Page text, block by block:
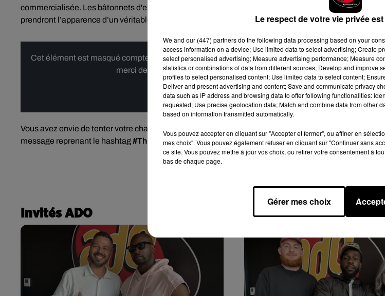
commercialisée. Les bâtonnets d'encens diffusant une odeur de poulet cuisiné aux 11 épices selon la
prendront l’apparence d’un véritable tenders frit.
Cet élément est masqué compte-tenu du refus du dépôt de cookies que vous avez exprimé. Si
merci de nous donner votre accord en cliquant sur le bouton ci-dessous.
Afficher l'élément
Vous avez envie de tenter votre chance ? Il vous suffit de commenter cette
message reprenant le hashtag#ThisChineseNewYearFriedChickenTeam.
Invités ADO
Le respect de votre vie privée
We and our (447) partnersdo the following data processing based on your
access information on a device; Use limited data to select advertising; Create
select personalised advertising; Measure advertising performance; Measure
statistics or combinations of data from different sources; Develop and improve
profiles to select personalised content; Use limited data to select content;
Deliver and present advertising and content; Save and communicate privacy
data such as IP address and browsing data to offer following functionalities:
requested; Use precise geolocation data; Match and combine data from other
based on information transmitted automatically.
Vous pouvez accepter en cliquant sur "Accepter et fermer", ou affiner en
mes choix". Vous pouvez également refuser en cliquant sur "Continuer sans
ce site. Vous pouvez mettre à jour vos choix, ou retirer votre consentement à
bas de chaque page.
Gérer mes choix